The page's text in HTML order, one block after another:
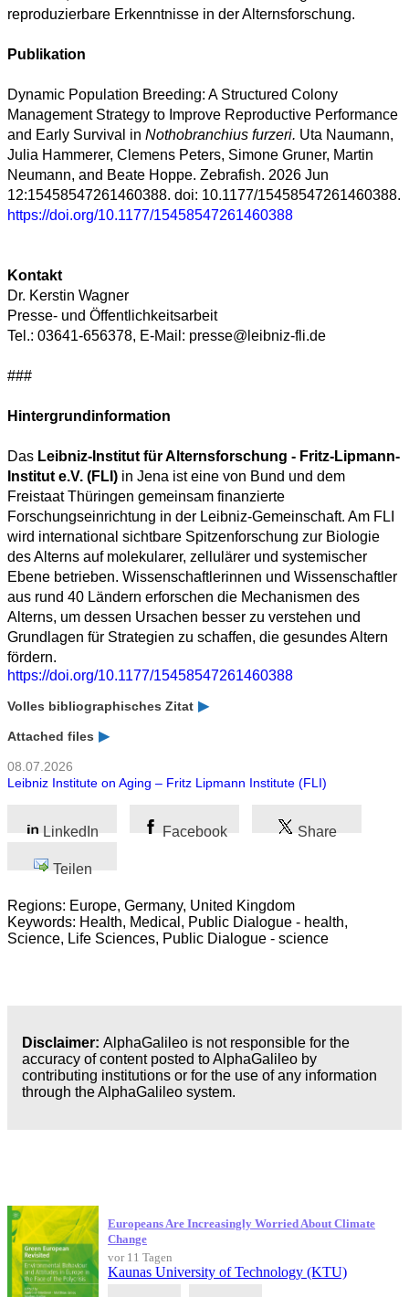
reproduzierbare Erkenntnisse in der Alternsforschung.
Publikation
Dynamic Population Breeding: A Structured Colony
Management Strategy to Improve Reproductive Performance
and Early Survival in Nothobranchius furzeri. Uta Naumann,
Julia Hammerer, Clemens Peters, Simone Gruner, Martin
Neumann, and Beate Hoppe. Zebrafish. 2026 Jun
12:15458547261460388. doi: 10.1177/15458547261460388.
https://doi.org/10.1177/15458547261460388
Kontakt
Dr. Kerstin Wagner
Presse- und Öffentlichkeitsarbeit
Tel.: 03641-656378, E-Mail: presse@leibniz-fli.de
###
Hintergrundinformation
Das Leibniz-Institut für Alternsforschung - Fritz-Lipmann-
Institut e.V. (FLI) in Jena ist eine von Bund und dem
Freistaat Thüringen gemeinsam finanzierte
Forschungseinrichtung in der Leibniz-Gemeinschaft. Am FLI
wird international sichtbare Spitzenforschung zur Biologie
des Alterns auf molekularer, zellulärer und systemischer
Ebene betrieben. Wissenschaftlerinnen und Wissenschaftler
aus rund 40 Ländern erforschen die Mechanismen des
Alterns, um dessen Ursachen besser zu verstehen und
Grundlagen für Strategien zu schaffen, die gesundes Altern
fördern.
https://doi.org/10.1177/15458547261460388
Volles bibliographisches Zitat
Attached files
08.07.2026
Leibniz Institute on Aging – Fritz Lipmann Institute (FLI)
LinkedIn Facebook Share
Teilen
Regions: Europe, Germany, United Kingdom
Keywords: Health, Medical, Public Dialogue - health,
Science, Life Sciences, Public Dialogue - science
Disclaimer: AlphaGalileo is not responsible for the
accuracy of content posted to AlphaGalileo by
contributing institutions or for the use of any information
through the AlphaGalileo system.
Europeans Are Increasingly Worried About Climate
Change
vor 11 Tagen
Kaunas University of Technology (KTU)